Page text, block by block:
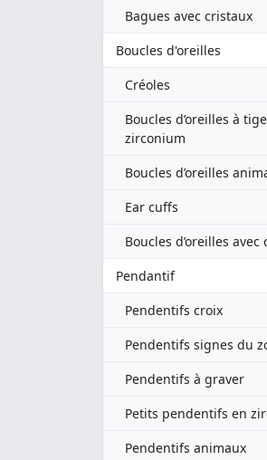
Bagues avec cristaux
Boucles d'oreilles
Créoles
Boucles d’oreilles à
zirconium
Boucles d’oreilles
Ear cuffs
Boucles d’oreilles avec
Pendantif
Pendentifs croix
Pendentifs signes du
Pendentifs à graver
Petits pendentifs en
Pendentifs animaux